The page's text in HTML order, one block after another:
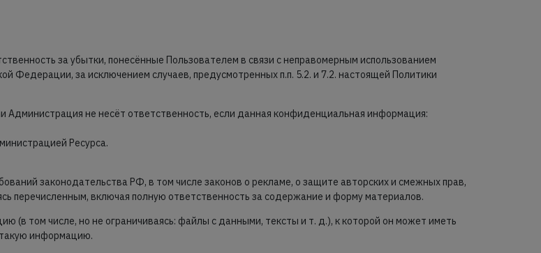
за убытки, понесённые Пользователем в связи с неправомерным использованием
Федерации, за исключением случаев, предусмотренных п.п. 5.2. и 7.2. настоящей Политики
не несёт ответственность, если данная конфиденциальная информация:
Ресурса.
законодательства РФ, в том числе законов о рекламе, о защите авторских и смежных прав,
перечисленным, включая полную ответственность за содержание и форму материалов.
(в том числе, но не ограничиваясь: файлы с данными, тексты и т. д.), к которой он может иметь
такую информацию.